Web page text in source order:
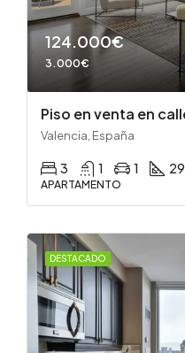
124.000€
3.000€
Piso en venta en
Valencia, España
3 1 1
APARTAMENTO
DESTACADO